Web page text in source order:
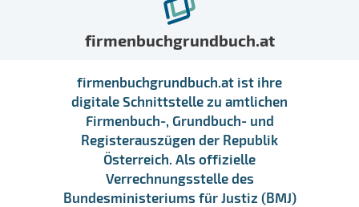
firmenbuchgrundbuch.at
firmenbuchgrundbuch.at ist ihre
digitale Schnittstelle zu amtlichen
Firmenbuch-, Grundbuch- und
Registerauszügen der Republik
Österreich. Als offizielle
Verrechnungsstelle des
Bundesministeriums für Justiz (BMJ)